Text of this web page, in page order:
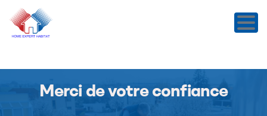
Merci de votre confiance